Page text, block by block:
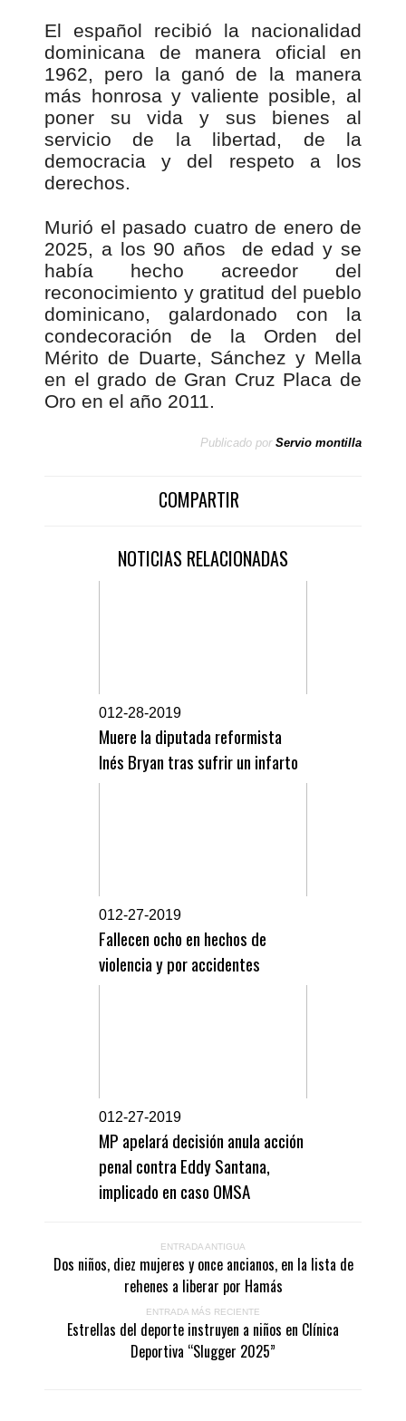
El español recibió la nacionalidad
dominicana de manera oficial en
1962, pero la ganó de la manera
más honrosa y valiente posible, al
poner su vida y sus bienes al
servicio de la libertad, de la
democracia y del respeto a los
derechos.
Murió el pasado cuatro de enero de
2025, a los 90 años de edad y se
había hecho acreedor del
reconocimiento y gratitud del pueblo
dominicano, galardonado con la
condecoración de la Orden del
Mérito de Duarte, Sánchez y Mella
en el grado de Gran Cruz Placa de
Oro en el año 2011.
Publicado por Servio montilla
COMPARTIR
NOTICIAS RELACIONADAS
012-28-2019
Muere la diputada reformista
Inés Bryan tras sufrir un infarto
012-27-2019
Fallecen ocho en hechos de
violencia y por accidentes
012-27-2019
MP apelará decisión anula acción
penal contra Eddy Santana,
implicado en caso OMSA
ENTRADA ANTIGUA
Dos niños, diez mujeres y once ancianos, en la lista de
rehenes a liberar por Hamás
ENTRADA MÁS RECIENTE
Estrellas del deporte instruyen a niños en Clínica
Deportiva “Slugger 2025”